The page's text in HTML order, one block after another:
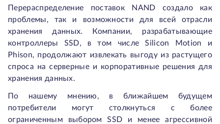
Перераспределение поставок NAND создало как
проблемы, так и возможности для всей отрасли
хранения данных. Компании, разрабатывающие
контроллеры SSD, в том числе Silicon Motion и
Phison, продолжают извлекать выгоду из растущего
спроса на серверные и корпоративные решения для
хранения данных.
По нашему мнению, в ближайшем будущем
потребители могут столкнуться с более
ограниченным выбором SSD и менее агрессивной